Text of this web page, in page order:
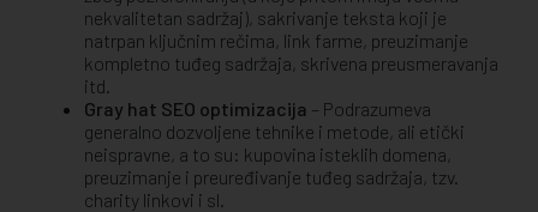
nekvalitetan sadržaj), sakrivanje teksta koji je
natrpan ključnim rečima, link farme, preuzimanje
kompletno tuđeg sadržaja, skrivena preusmeravanja
itd.
Gray hat SEO optimizacija – Podrazumeva
generalno dozvoljene tehnike i metode, ali etički
neispravne, a to su: kupovina isteklih domena,
preuzimanje i preuređivanje tuđeg sadržaja, tzv.
charity linkovi i sl.